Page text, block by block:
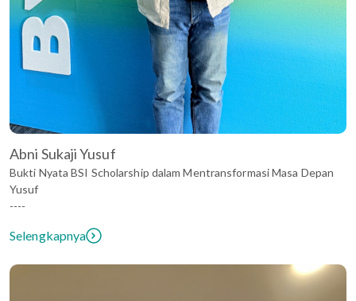
Abni Sukaji Yusuf
Bukti Nyata BSI Scholarship dalam Mentransformasi Masa Depan
Yusuf
----
Selengkapnya